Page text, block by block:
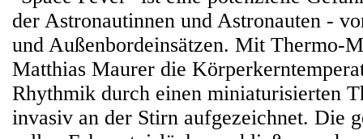
der Astronautinnen und Astronauten -
und Außenbordeinsätzen. Mit Thermo-
Matthias Maurer die
Rhythmik durch einen miniaturisierten
invasiv an der Stirn aufgezeichnet. Die